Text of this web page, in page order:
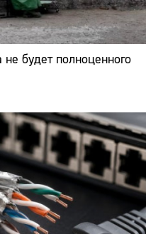
будет полноценного